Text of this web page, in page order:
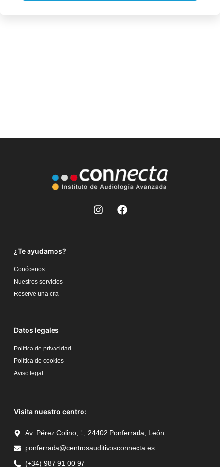
¿Te ayudamos?
Conócenos
Nuestros servicios
Reserve una cita
Datos legales
Política de privacidad
Política de cookies
Aviso legal
Visita nuestro centro:
Av. Pérez Colino, 1, 24402 Ponferrada, León
ponferrada@centrosauditivosconnecta.es
(+34) 987 91 00 97